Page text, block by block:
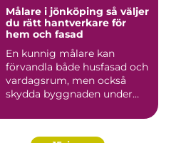
Målare i jönköping så väljer
du rätt hantverkare för
hem och fasad
En kunnig målare kan
förvandla både husfasad och
vardagsrum, men också
skydda byggnaden under